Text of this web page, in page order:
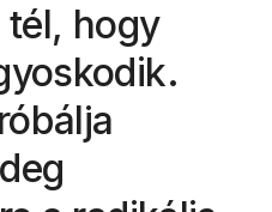
tél, hogy